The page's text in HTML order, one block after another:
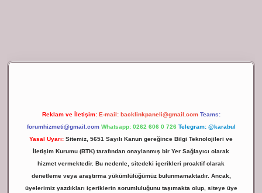
Reklam ve İletişim: E-mail: backlinkpaneli@gmail.com Teams:
forumhizmeti@gmail.com Whatsapp: 0262 606 0 726 Telegram: @karabul
Yasal Uyarı: Sitemiz, 5651 Sayılı Kanun gereğince Bilgi Teknolojileri ve
İletişim Kurumu (BTK) tarafından onaylanmış bir Yer Sağlayıcı olarak
hizmet vermektedir. Bu nedenle, sitedeki içerikleri proaktif olarak
denetleme veya araştırma yükümlülüğümüz bulunmamaktadır. Ancak,
üyelerimiz yazdıkları içeriklerin sorumluluğunu taşımakta olup, siteye üye